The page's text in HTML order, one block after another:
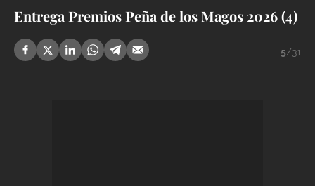
Entrega Premios Peña de los Magos 2026 (4)
5/31